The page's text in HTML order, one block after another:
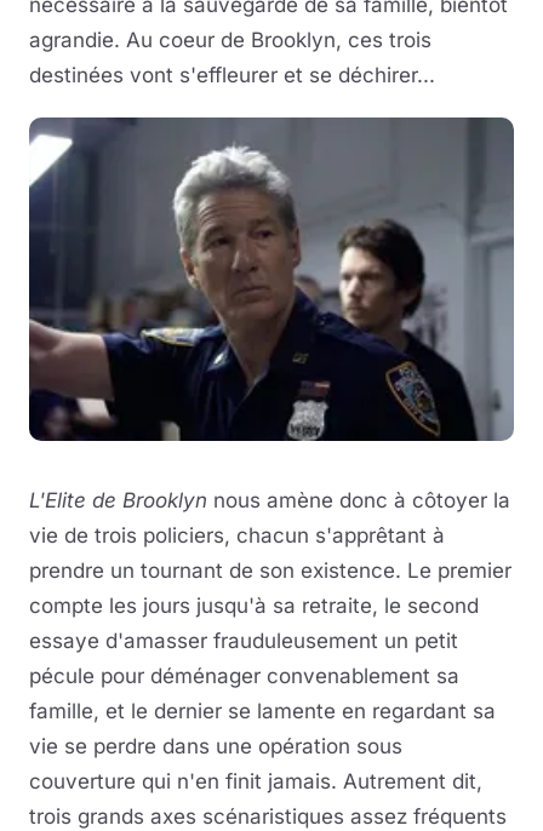
nécessaire à la sauvegarde de sa famille, bientôt
agrandie. Au coeur de Brooklyn, ces trois
destinées vont s'effleurer et se déchirer...
L'Elite de Brooklyn nous amène donc à côtoyer la
vie de trois policiers, chacun s'apprêtant à
prendre un tournant de son existence. Le premier
compte les jours jusqu'à sa retraite, le second
essaye d'amasser frauduleusement un petit
pécule pour déménager convenablement sa
famille, et le dernier se lamente en regardant sa
vie se perdre dans une opération sous
couverture qui n'en finit jamais. Autrement dit,
trois grands axes scénaristiques assez fréquents